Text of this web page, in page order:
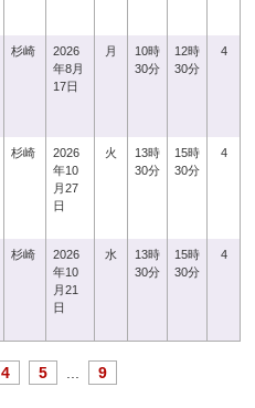
杉崎
2026
年8月
17日
月
10時
30分
12時
30分
4
杉崎
2026
年10
月27
日
火
13時
30分
15時
30分
4
杉崎
2026
年10
月21
日
水
13時
30分
15時
30分
4
4 5 9